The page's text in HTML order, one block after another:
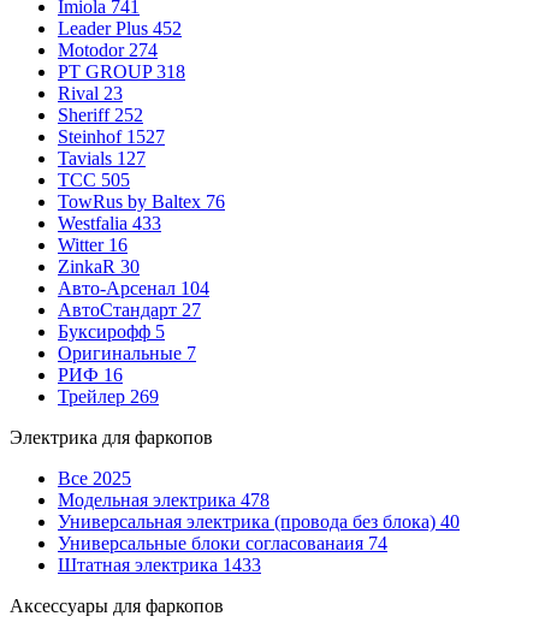
Imiola 741
Leader Plus 452
Motodor 274
PT GROUP 318
Rival 23
Sheriff 252
Steinhof 1527
Tavials 127
TCC 505
TowRus by Baltex 76
Westfalia 433
Witter 16
ZinkaR 30
Авто-Арсенал 104
АвтоСтандарт 27
Буксирофф 5
Оригинальные 7
РИФ 16
Трейлер 269
Электрика для фаркопов
Все 2025
Модельная электрика 478
Универсальная электрика (провода без блока) 40
Универсальные блоки согласованаия 74
Штатная электрика 1433
Аксессуары для фаркопов